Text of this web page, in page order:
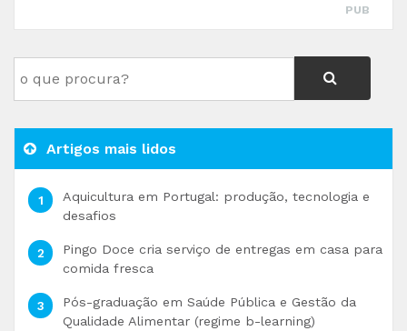
PUB
Artigos mais lidos
Aquicultura em Portugal: produção, tecnologia e
desafios
Pingo Doce cria serviço de entregas em casa para
comida fresca
Pós-graduação em Saúde Pública e Gestão da
Qualidade Alimentar (regime b-learning)